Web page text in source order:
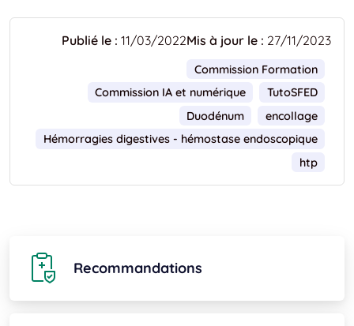
Publié le : 11/03/2022Mis à jour le : 27/11/2023
Commission Formation
Commission IA et numérique
TutoSFED
Duodénum
encollage
Hémorragies digestives - hémostase endoscopique
htp
Recommandations